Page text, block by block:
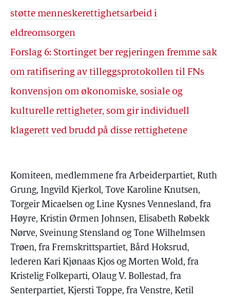
støtte menneskerettighetsarbeid i
eldreomsorgen
Forslag 6: Stortinget ber regjeringen fremme sak
om ratifisering av tilleggsprotokollen til FNs
konvensjon om økonomiske, sosiale og
kulturelle rettigheter, som gir individuell
klagerett ved brudd på disse rettighetene
Komiteen, medlemmene fra Arbeiderpartiet, Ruth
Grung, Ingvild Kjerkol, Tove Karoline Knutsen,
Torgeir Micaelsen og Line Kysnes Vennesland, fra
Høyre, Kristin Ørmen Johnsen, Elisabeth Røbekk
Nørve, Sveinung Stensland og Tone Wilhelmsen
Trøen, fra Fremskrittspartiet, Bård Hoksrud,
lederen Kari Kjønaas Kjos og Morten Wold, fra
Kristelig Folkeparti, Olaug V. Bollestad, fra
Senterpartiet, Kjersti Toppe, fra Venstre, Ketil